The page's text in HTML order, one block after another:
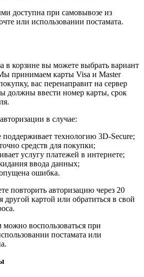
доступна при самовывозе из
или использовании постамата.
в корзине вы можете выбрать вариант
принимаем карты Visa и Master
вас перенаправит на сервер
должны ввести номер карты, срок
в случае:
технологию 3D-Secure;
средств для покупки;
услугу платежей в интернете;
ввода данных;
ошибка.
повторить авторизацию через 20
другой картой или обратиться в свой
воспользоваться при
постамата или